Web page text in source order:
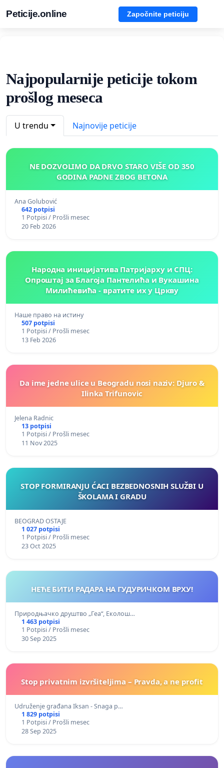
Peticije.online Započnite peticiju
Najpopularnije peticije tokom
prošlog meseca
U trendu Najnovije peticije
NE DOZVOLIMO DA DRVO STARO VIŠE OD 350
GODINA PADNE ZBOG BETONA
Ana Golubović
642 potpisi
1 Potpisi / Prošli mesec
20 Feb 2026
Народна иницијатива Патријарху и СПЦ:
Опроштај за Благоја Пантелића и Вукашина
Милићевића - вратите их у Цркву
Наше право на истину
507 potpisi
1 Potpisi / Prošli mesec
13 Feb 2026
Da ime jedne ulice u Beogradu nosi naziv: Djuro &
Ilinka Trifunovic
Jelena Radnic
13 potpisi
1 Potpisi / Prošli mesec
11 Nov 2025
STOP FORMIRANJU ĆACI BEZBEDNOSNIH SLUŽBI U
ŠKOLAMA I GRADU
BEOGRAD OSTAJE
1 027 potpisi
1 Potpisi / Prošli mesec
23 Oct 2025
НЕЋЕ БИТИ РАДАРА НА ГУДУРИЧКОМ ВРХУ!
Природњачко друштво „Геа“, Еколош…
1 463 potpisi
1 Potpisi / Prošli mesec
30 Sep 2025
Stop privatnim izvršiteljima – Pravda, a ne profit
Udruženje građana Iksan - Snaga p…
1 829 potpisi
1 Potpisi / Prošli mesec
28 Sep 2025